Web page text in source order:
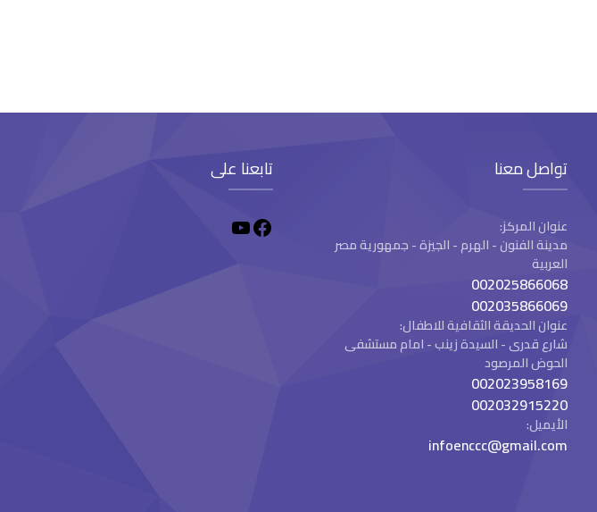
تابعنا على تواصل معنا
عنوان المركز:
مدينة الفنون - الهرم - الجيزة - جمهورية مصر
العربية
002025866068
002035866069
عنوان الحديقة الثقافية للاطفال:
شارع قدرى - السيدة زينب - امام مستشفى
الحوض المرصود
002023958169
002032915220
الأيميل:
infoenccc@gmail.com